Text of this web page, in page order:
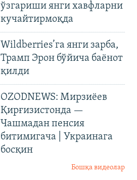
ўзгариши янги хавфларни
кучайтирмоқда
Wildberries’га янги зарба,
Трамп Эрон бўйича баёнот
қилди
OZODNEWS: Мирзиёев
Қирғизистонда —
Чашмадан пенсия
битимигача | Украинага
босқин
Бошқа видеолар